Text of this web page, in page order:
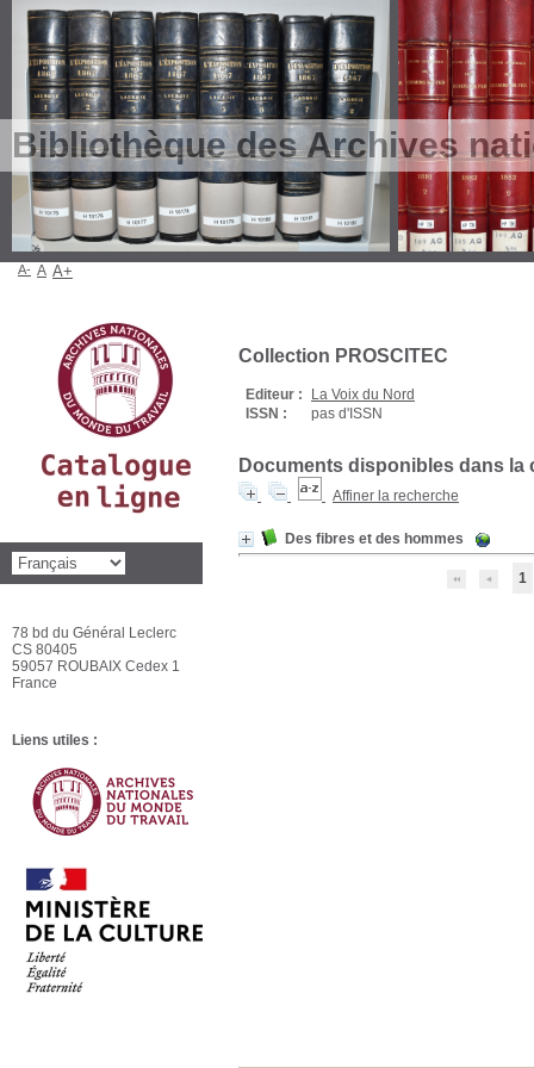
Bibliothèque des Archives
Collection PROSCITEC
Editeur :
La Voix du Nord
ISSN :
pas d'ISSN
Documents disponibles dans la
Affiner la recherche
Des fibres et des hommes
1
A- A A+
78 bd du Général Leclerc
CS 80405
59057 ROUBAIX Cedex 1
France
Liens utiles :